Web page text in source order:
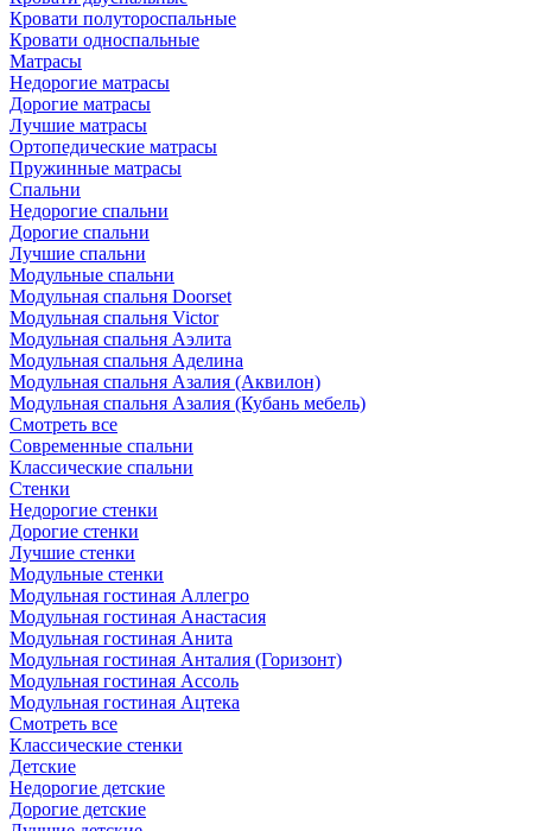
Кровати полутороспальные
Кровати односпальные
Матрасы
Недорогие матрасы
Дорогие матрасы
Лучшие матрасы
Ортопедические матрасы
Пружинные матрасы
Cпальни
Недорогие спальни
Дорогие спальни
Лучшие спальни
Модульные спальни
Модульная спальня Doorset
Модульная спальня Victor
Модульная спальня Аэлита
Модульная спальня Аделина
Модульная спальня Азалия (Аквилон)
Модульная спальня Азалия (Кубань мебель)
Смотреть все
Современные спальни
Классические спальни
Стенки
Недорогие стенки
Дорогие стенки
Лучшие стенки
Модульные стенки
Модульная гостиная Аллегро
Модульная гостиная Анастасия
Модульная гостиная Анита
Модульная гостиная Анталия (Горизонт)
Модульная гостиная Ассоль
Модульная гостиная Ацтека
Смотреть все
Классические стенки
Детские
Недорогие детские
Дорогие детские